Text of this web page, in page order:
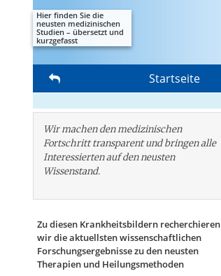
Hier finden Sie die
neusten medizinischen
Studien – übersetzt und
kurzgefasst
Startseite
Wir machen den medizinischen
Fortschritt transparent und bringen alle
Interessierten auf den neusten
Wissenstand.
Zu diesen Krankheitsbildern recherchieren
wir die aktuellsten wissenschaftlichen
Forschungs­ergebnisse zu den neusten
Therapien und Heilungsmethoden